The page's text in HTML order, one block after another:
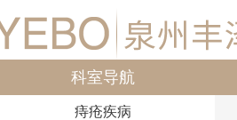
科室导航
痔疮疾病